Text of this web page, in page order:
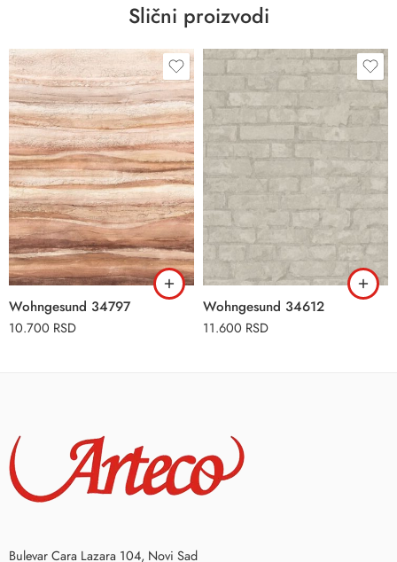
Slični proizvodi
Wohngesund 34797
10.700 RSD
Wohngesund 34612
11.600 RSD
Bulevar Cara Lazara 104, Novi Sad